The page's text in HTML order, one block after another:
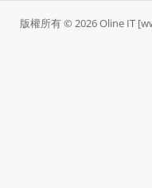
版權所有 © 2026 Oline IT